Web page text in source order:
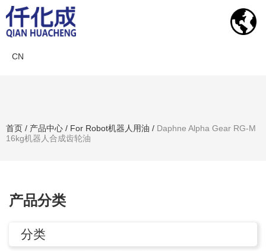
CN
首页 / 产品中心 / For Robot机器人用油 / Daphne Alpha Gear RG-M
16kg机器人合成齿轮油
产品分类
分类